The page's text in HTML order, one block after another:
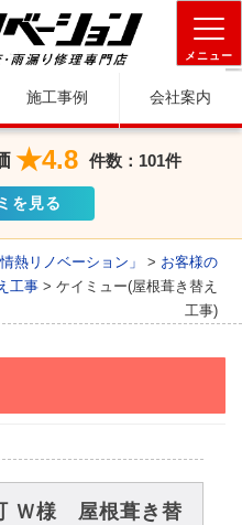
メニュー
施工事例 会社案内
★4.8 件数：101件
を見る
熱リノベーション」 > お客様の
工事> ケイミュー(屋根葺き替え
工事)
Ｗ様 屋根葺き替